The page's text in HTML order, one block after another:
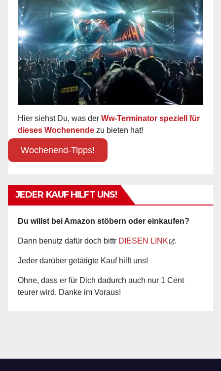
Hier siehst Du, was der Ww-Terminator speziell für
dieses Wochenende zu bieten hat!
Wochenend-Tipps!
JEDER KAUF HILFT UNS!
Du willst bei Amazon stöbern oder einkaufen?
Dann benutz dafür doch bittr DIESEN LINK .
Jeder darüber getätigte Kauf hilft uns!
Ohne, dass er für Dich dadurch auch nur 1 Cent
teurer wird. Danke im Voraus!